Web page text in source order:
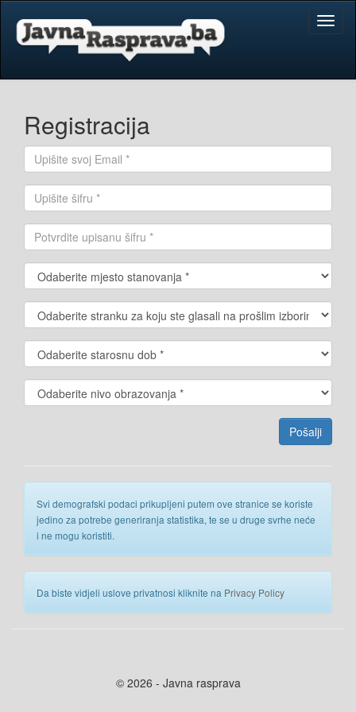
Registracija
Svi demografski podaci prikupljeni putem ove stranice se koriste
jedino za potrebe generiranja statistika, te se u druge svrhe neće
i ne mogu koristiti.
Da biste vidjeli uslove privatnosi kliknite na Privacy Policy
© 2026 - Javna rasprava